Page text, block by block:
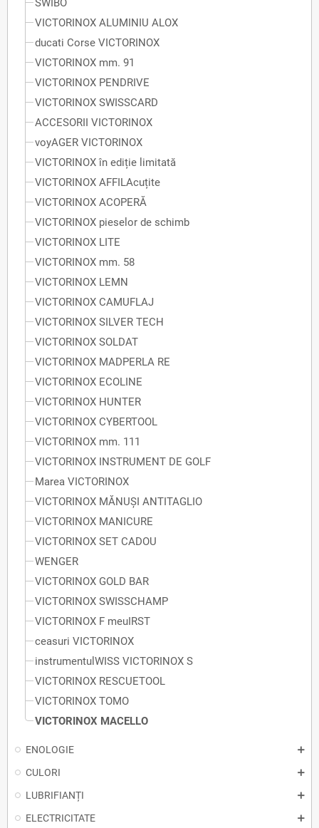
SWIBO
VICTORINOX ALUMINIU ALOX
ducati Corse VICTORINOX
VICTORINOX mm. 91
VICTORINOX PENDRIVE
VICTORINOX SWISSCARD
ACCESORII VICTORINOX
voyAGER VICTORINOX
VICTORINOX în ediție limitată
VICTORINOX AFFILAcuțite
VICTORINOX ACOPERĂ
VICTORINOX pieselor de schimb
VICTORINOX LITE
VICTORINOX mm. 58
VICTORINOX LEMN
VICTORINOX CAMUFLAJ
VICTORINOX SILVER TECH
VICTORINOX SOLDAT
VICTORINOX MADPERLA RE
VICTORINOX ECOLINE
VICTORINOX HUNTER
VICTORINOX CYBERTOOL
VICTORINOX mm. 111
VICTORINOX INSTRUMENT DE GOLF
Marea VICTORINOX
VICTORINOX MĂNUȘI ANTITAGLIO
VICTORINOX MANICURE
VICTORINOX SET CADOU
WENGER
VICTORINOX GOLD BAR
VICTORINOX SWISSCHAMP
VICTORINOX F meuIRST
ceasuri VICTORINOX
instrumentulWISS VICTORINOX S
VICTORINOX RESCUETOOL
VICTORINOX TOMO
VICTORINOX MACELLO
ENOLOGIE
CULORI
LUBRIFIANȚI
ELECTRICITATE